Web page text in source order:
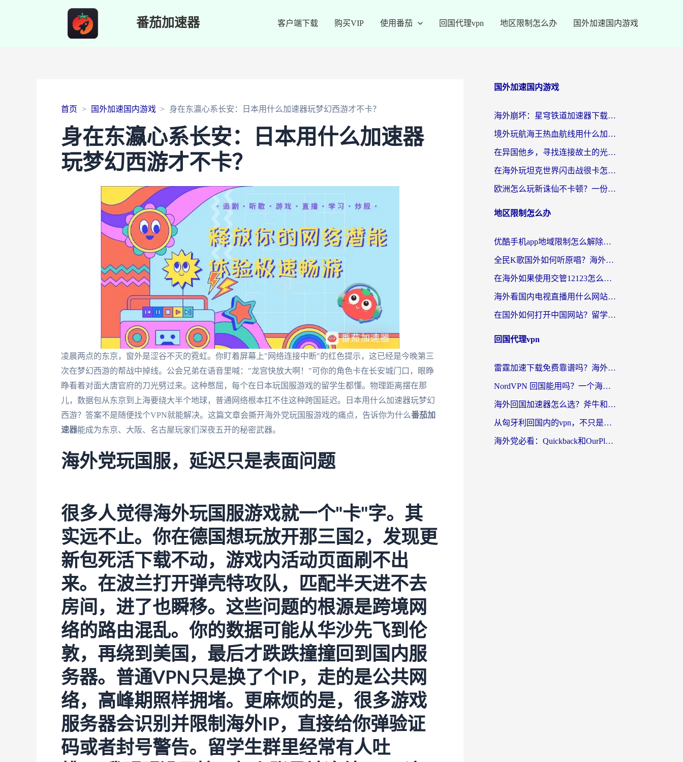
番茄加速器 客户端下载 购买VIP 使用番茄 回国代理vpn 地区限制怎么办 国外加速国内游戏
首页 国外加速国内游戏 身在东瀛心系长安：日本用什么加速器玩梦幻西游才不卡？
身在东瀛心系长安：日本用什么加速器
玩梦幻西游才不卡？
凌晨两点的东京，窗外是涩谷不灭的霓虹。你盯着屏幕上"网络连接中断"的红色提示，这已经是今晚第三
次在梦幻西游的帮战中掉线。公会兄弟在语音里喊："龙宫快放大啊！"可你的角色卡在长安城门口，眼睁
睁看着对面大唐官府的刀光劈过来。这种憋屈，每个在日本玩国服游戏的留学生都懂。物理距离摆在那
儿，数据包从东京到上海要绕大半个地球，普通网络根本扛不住这种跨国延迟。日本用什么加速器玩梦幻
西游？答案不是随便找个VPN就能解决。这篇文章会撕开海外党玩国服游戏的痛点，告诉你为什么番茄加
速器能成为东京、大阪、名古屋玩家们深夜五开的秘密武器。
海外党玩国服，延迟只是表面问题
很多人觉得海外玩国服游戏就一个"卡"字。其
实远不止。你在德国想玩放开那三国2，发现更
新包死活下载不动，游戏内活动页面刷不出
来。在波兰打开弹壳特攻队，匹配半天进不去
房间，进了也瞬移。这些问题的根源是跨境网
络的路由混乱。你的数据可能从华沙先飞到伦
敦，再绕到美国，最后才跌跌撞撞回到国内服
务器。普通VPN只是换了个IP，走的是公共网
络，高峰期照样拥堵。更麻烦的是，很多游戏
服务器会识别并限制海外IP，直接给你弹验证
码或者封号警告。留学生群里经常有人吐
国外加速国内游戏
海外崩坏：星穹铁道加速器下载安装：一份给游子的终极网络指南
境外玩航海王热血航线用什么加速器？2026海外玩家实测最优方案（附欧洲问道堡垒前线加速技巧）
在异国他乡，寻找连接故土的光明大陆免费加速器
在海外玩坦克世界闪击战很卡怎么办？老玩家亲测有效的加速器选择指南
欧洲怎么玩新诛仙不卡顿？一份给海外游子的国服游戏畅玩指南
地区限制怎么办
优酷手机app地域限制怎么解除？海外党亲测有效的追剧方案
全民K歌国外如何听原唱？海外党亲测有效的回国加速器选择指南
在海外如果使用交管12123怎么处理？留学生亲测有效的回国加速方案
海外看国内电视直播用什么网站比较好？一篇解决你所有追剧难题的实用指南
在国外如何打开中国网站？留学生与海外华人的无缝访问指南
回国代理vpn
雷霆加速下载免费靠谱吗？海外党选回国加速器的避坑指南（附热门工具对比）
NordVPN 回国能用吗？一个海外用户必须面对的真实困境
海外回国加速器怎么选？斧牛和海龟哪个好？一篇帮你避开坑的实用指南
从匈牙利回国内的vpn，不只是为了刷剧那么简单
海外党必看：Quickback和OurPlay好用吗？3分钟选对回国加速器，无缝刷剧玩游戏